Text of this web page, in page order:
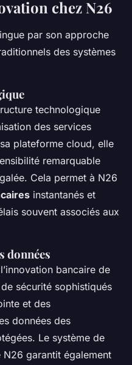
chez N26
par son approche
des systèmes
technologique
des services
plateforme cloud, elle
remarquable
Cela permet à N26
instantanés et
souvent associés aux
données
bancaire de
sécurité sophistiqués
et des
données des
Le système de
N26 garantit également